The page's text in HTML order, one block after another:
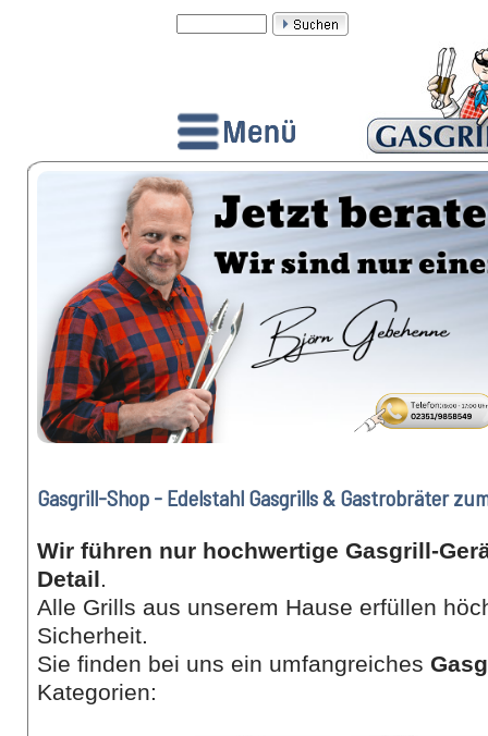
Gasgrill-Shop - Edelstahl Gasgrills & Gastrobräter
Wir führen nur hochwertige Gasgrill-
Detail
Alle Grills aus unserem Hause erfüllen
Sicherheit.
Sie finden bei uns ein umfangreiches
Kategorien: